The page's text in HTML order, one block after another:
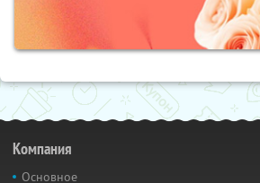
Компания
Основное